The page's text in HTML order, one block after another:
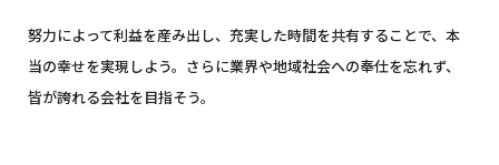
努力によって利益を産み出し、充実した時間を共有することで、本
当の幸せを実現しよう。 さらに業界や地域社会への奉仕を忘れず、
皆が誇れる会社を目指そう。